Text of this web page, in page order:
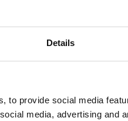
Details
to provide social media
media, advertising and